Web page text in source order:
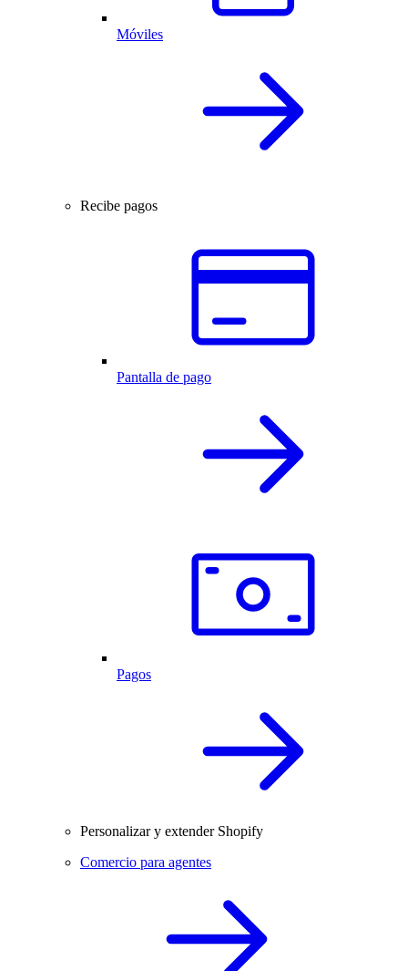
Móviles
Recibe pagos
Pantalla de pago
Pagos
Personalizar y extender Shopify
Comercio para agentes